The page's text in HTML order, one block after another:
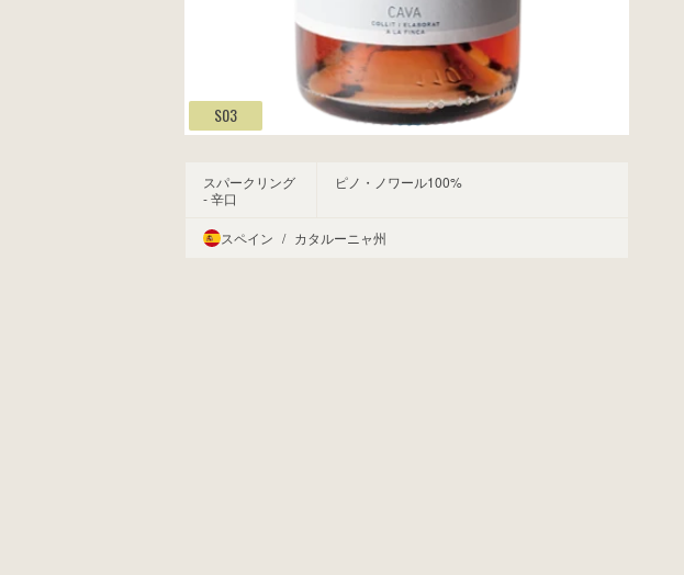
S03
スパークリング
- 辛口
ピノ・ノワール100%
スペイン / カタルーニャ州